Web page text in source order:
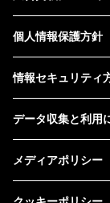
個人情報保護方針
情報セキュリティ
データ収集と利用
メディアポリシー